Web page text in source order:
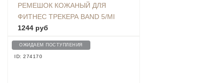
РЕМЕШОК КОЖАНЫЙ ДЛЯ
ФИТНЕС ТРЕКЕРА BAND 5/MI
BAND 6, КРАСНЫЙ
1244 руб
ОЖИДАЕМ ПОСТУПЛЕНИЯ
ID: 274170